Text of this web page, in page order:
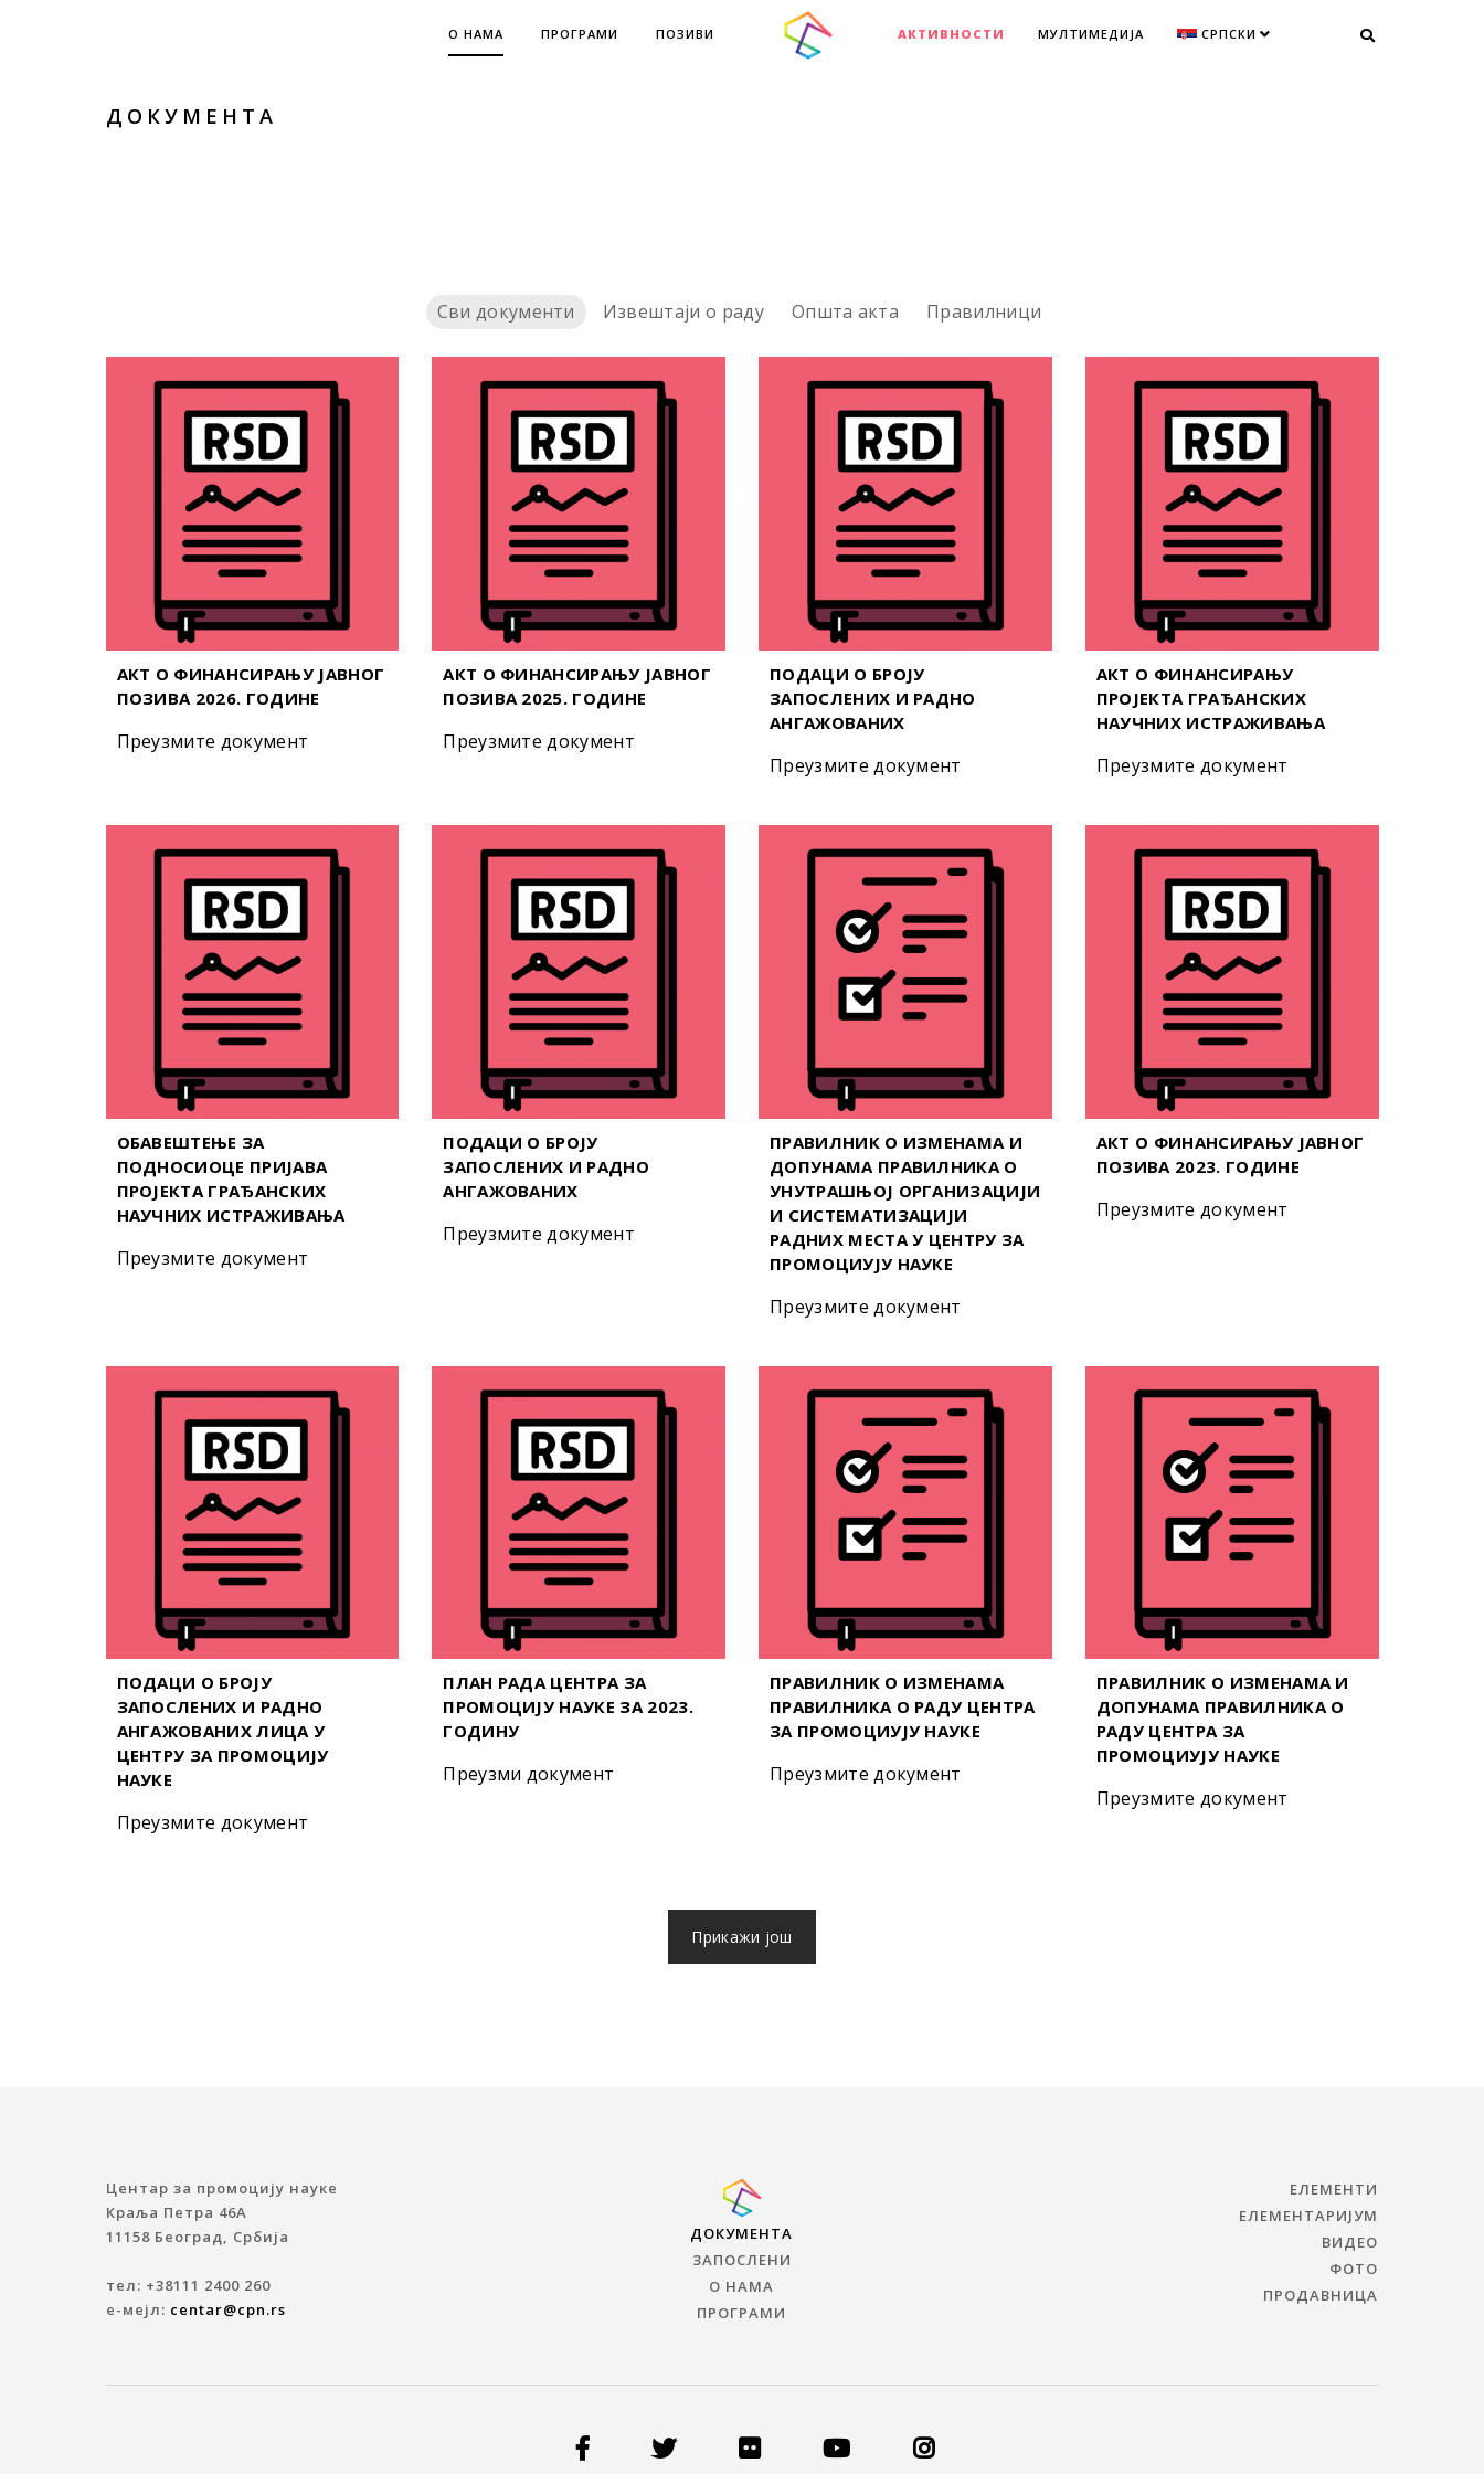
О НАМА ПРОГРАМИ ПОЗИВИ АКТИВНОСТИ МУЛТИМЕДИЈА СРПСКИ
ДОКУМЕНТА
Сви документи Извештаји о раду Општа акта Правилници
АКТ О ФИНАНСИРАЊУ ЈАВНОГ
ПОЗИВА 2026. ГОДИНЕ
Преузмите документ
АКТ О ФИНАНСИРАЊУ ЈАВНОГ
ПОЗИВА 2025. ГОДИНЕ
Преузмите документ
ПОДАЦИ О БРОЈУ
ЗАПОСЛЕНИХ И РАДНО
АНГАЖОВАНИХ
Преузмите документ
АКТ О ФИНАНСИРАЊУ
ПРОЈЕКТА ГРАЂАНСКИХ
НАУЧНИХ ИСТРАЖИВАЊА
Преузмите документ
ОБАВЕШТЕЊЕ ЗА
ПОДНОСИОЦЕ ПРИЈАВА
ПРОЈЕКТА ГРАЂАНСКИХ
НАУЧНИХ ИСТРАЖИВАЊА
Преузмите документ
ПОДАЦИ О БРОЈУ
ЗАПОСЛЕНИХ И РАДНО
АНГАЖОВАНИХ
Преузмите документ
ПРАВИЛНИК О ИЗМЕНАМА И
ДОПУНАМА ПРАВИЛНИКА О
УНУТРАШЊОЈ ОРГАНИЗАЦИЈИ
И СИСТЕМАТИЗАЦИЈИ
РАДНИХ МЕСТА У ЦЕНТРУ ЗА
ПРОМОЦИУЈУ НАУКЕ
Преузмите документ
АКТ О ФИНАНСИРАЊУ ЈАВНОГ
ПОЗИВА 2023. ГОДИНЕ
Преузмите документ
ПОДАЦИ О БРОЈУ
ЗАПОСЛЕНИХ И РАДНО
АНГАЖОВАНИХ ЛИЦА У
ЦЕНТРУ ЗА ПРОМОЦИЈУ
НАУКЕ
Преузмите документ
ПЛАН РАДА ЦЕНТРА ЗА
ПРОМОЦИЈУ НАУКЕ ЗА 2023.
ГОДИНУ
Преузми документ
ПРАВИЛНИК О ИЗМЕНАМА
ПРАВИЛНИКА О РАДУ ЦЕНТРА
ЗА ПРОМОЦИУЈУ НАУКЕ
Преузмите документ
ПРАВИЛНИК О ИЗМЕНАМА И
ДОПУНАМА ПРАВИЛНИКА О
РАДУ ЦЕНТРА ЗА
ПРОМОЦИУЈУ НАУКЕ
Преузмите документ
Прикажи још
Центар за промоцију науке
Краља Петра 46A
11158 Београд, Србија
тел: +38111 2400 260
е-мејл: centar@cpn.rs
ДОКУМЕНТА
ЗАПОСЛЕНИ
О НАМА
ПРОГРАМИ
ЕЛЕМЕНТИ
ЕЛЕМЕНТАРИЈУМ
ВИДЕО
ФОТО
ПРОДАВНИЦА